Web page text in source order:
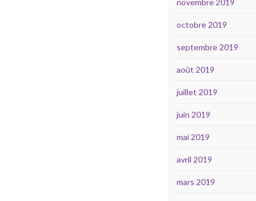
novembre 2019
octobre 2019
septembre 2019
août 2019
juillet 2019
juin 2019
mai 2019
avril 2019
mars 2019